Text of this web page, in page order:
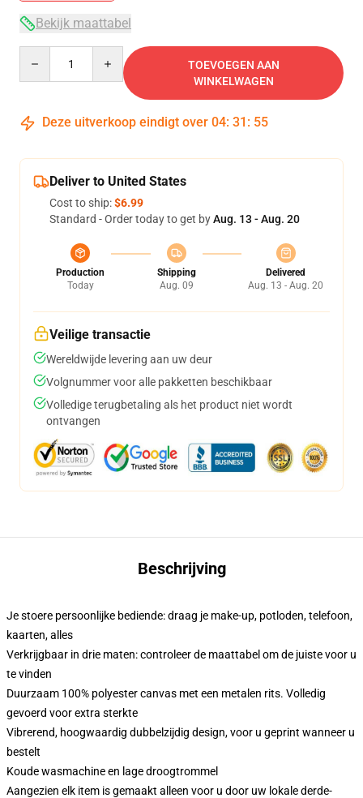
Bekijk maattabel
TOEVOEGEN AAN
WINKELWAGEN
Deze uitverkoop eindigt over 04: 31 : 54
Deliver to United States
Cost to ship:$6.99
Standard - Order today to get byAug. 13 - Aug. 20
Production
Today
Shipping
Aug. 09
Delivered
Aug. 13 - Aug. 20
Veilige transactie
Wereldwijde levering aan uw deur
Volgnummer voor alle pakketten beschikbaar
Volledige terugbetaling als het product niet wordt
ontvangen
Beschrijving
Je stoere persoonlijke bediende: draag je make-up, potloden, telefoon,
kaarten, alles
Verkrijgbaar in drie maten: controleer de maattabel om de juiste voor u
te vinden
Duurzaam 100% polyester canvas met een metalen rits. Volledig
gevoerd voor extra sterkte
Vibrerend, hoogwaardig dubbelzijdig design, voor u geprint wanneer u
bestelt
Koude wasmachine en lage droogtrommel
Aangezien elk item is gemaakt alleen voor u door uw lokale derde-